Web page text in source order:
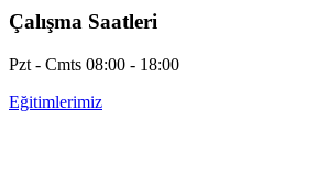
Çalışma Saatleri
Pzt - Cmts 08:00 - 18:00
Eğitimlerimiz